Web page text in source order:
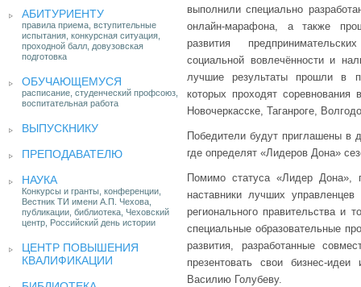
АБИТУРИЕНТУ
правила приема, вступительные
испытания, конкурсная ситуация,
проходной балл, довузовская
подготовка
ОБУЧАЮЩЕМУСЯ
расписание, студенческий профсоюз,
воспитательная работа
ВЫПУСКНИКУ
ПРЕПОДАВАТЕЛЮ
НАУКА
Конкурсы и гранты, конференции,
Вестник ТИ имени А.П. Чехова,
публикации, библиотека, Чеховский
центр, Российский день истории
ЦЕНТР ПОВЫШЕНИЯ
КВАЛИФИКАЦИИ
выполнили специально
онлайн-марафона, а также
развития
социальной вовлечённости и
лучшие результаты прошли в
которых проходят соревнования
Новочеркасске, Таганроге,
Победители будут приглашены в
где определят «Лидеров Дона»
Помимо статуса «Лидер Дона»,
наставники лучших
регионального правительства и
специальные образовательные
развития, разработанные
презентовать свои бизнес-
Василию Голубеву.